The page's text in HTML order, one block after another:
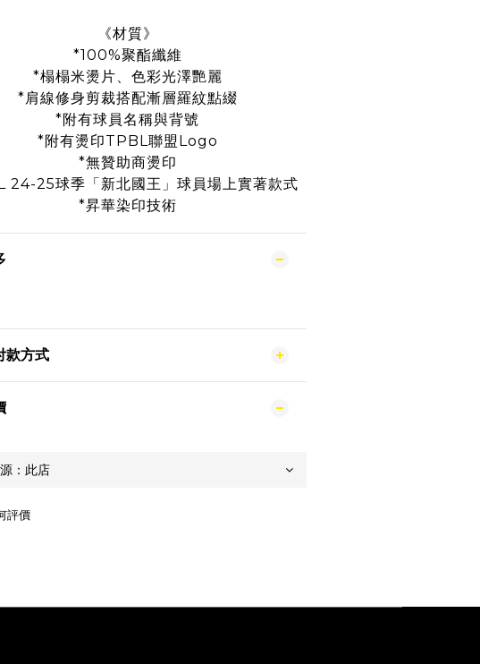
《材質》
*100%聚酯纖維
*榻榻米燙片、色彩光澤艷麗
*肩線修身剪裁搭配漸層羅紋點綴
*附有球員名稱與背號
*附有燙印TPBL聯盟Logo
*無贊助商燙印
24-25球季「新北國王」球員場上實著款式
*昇華染印技術
款方式
評價